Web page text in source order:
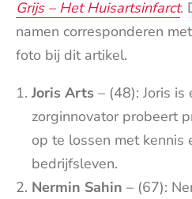
Grijs – Het Huisartsinfarct.
namen corresponderen
foto bij dit artikel.
Joris Arts – (48): Joris
zorginnovator probeert
op te lossen met kennis
bedrijfsleven.
Nermin Sahin – (67):